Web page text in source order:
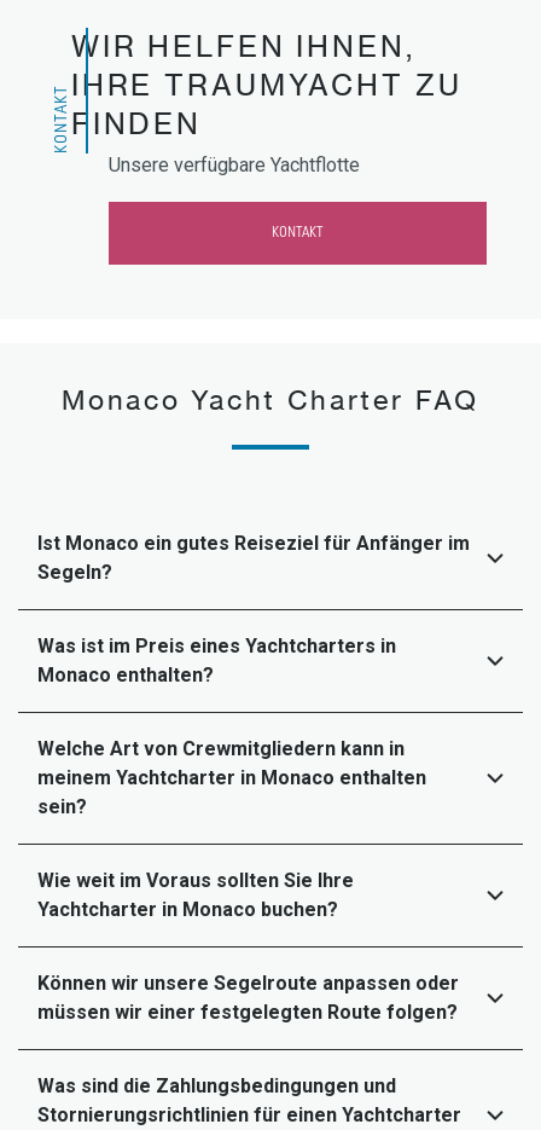
KONTAKT
WIR HELFEN IHNEN,
IHRE TRAUMYACHT ZU
FINDEN
Unsere verfügbare Yachtflotte
KONTAKT
Monaco Yacht Charter FAQ
Ist Monaco ein gutes Reiseziel für Anfänger im
Segeln?
Was ist im Preis eines Yachtcharters in
Monaco enthalten?
Welche Art von Crewmitgliedern kann in
meinem Yachtcharter in Monaco enthalten
sein?
Wie weit im Voraus sollten Sie Ihre
Yachtcharter in Monaco buchen?
Können wir unsere Segelroute anpassen oder
müssen wir einer festgelegten Route folgen?
Was sind die Zahlungsbedingungen und
Stornierungsrichtlinien für einen Yachtcharter